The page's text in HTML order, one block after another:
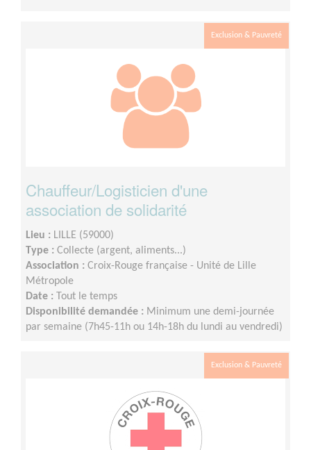
Exclusion & Pauvreté
Chauffeur/Logisticien d'une
association de solidarité
Lieu : LILLE (59000)
Type : Collecte (argent, aliments...)
Association : Croix-Rouge française - Unité de Lille
Métropole
Date : Tout le temps
Disponibilité demandée : Minimum une demi-journée
par semaine (7h45-11h ou 14h-18h du lundi au vendredi)
Exclusion & Pauvreté